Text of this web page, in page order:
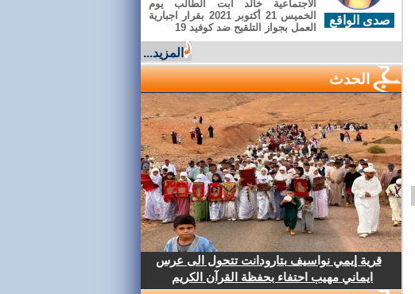
صدى الواقع
الاجتماعية خالد أبت الطالب يوم
الخميس 21 أكتوبر 2021 بقرار اجبارية
العمل بجواز التلقيح ضد كوفيد 19
المزيد...
الحدث
قرية إيمي نواسيف بتارودانت تتحول الى عرس
ايماني مهيب احتفاء بحفظة القرآن الكريم